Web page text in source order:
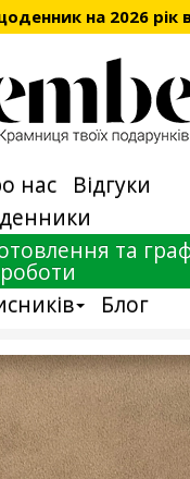
на 2026 рік
нас
Відгуки
та
роботи
Блог